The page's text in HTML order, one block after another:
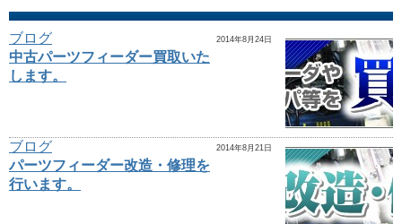
ブログ 2014年8月24日
中古パーツフィーダー買取いた
します。
ブログ 2014年8月21日
パーツフィーダー改造・修理を
行います。